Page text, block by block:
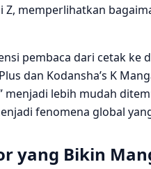
Z, memperlihatkan
pembaca dari cetak
dan Kodansha’s K
menjadi lebih mudah
fenomena global
yang Bikin